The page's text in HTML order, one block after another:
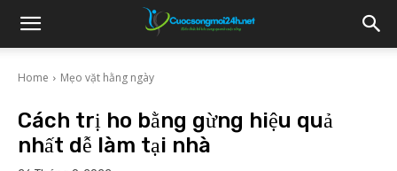
Home Mẹo vặt hằng ngày
Cách trị ho bằng gừng hiệu quả
nhất dễ làm tại nhà